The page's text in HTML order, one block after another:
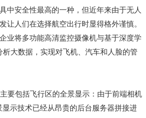
中安全性最高的一种，但近年来由于无人
让人们在选择航空出行时显得格外谨慎。
业将多功能高清监控摄像机与基于深度学
大数据，实现对飞机、汽车和人脸的管
要包括飞行区的全景显示：由于前端相机
示技术已经从昂贵的后台服务器拼接进